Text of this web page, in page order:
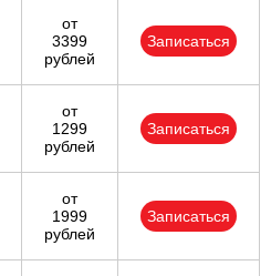
от
3399
рублей
Записаться
от
1299
рублей
Записаться
от
1999
рублей
Записаться